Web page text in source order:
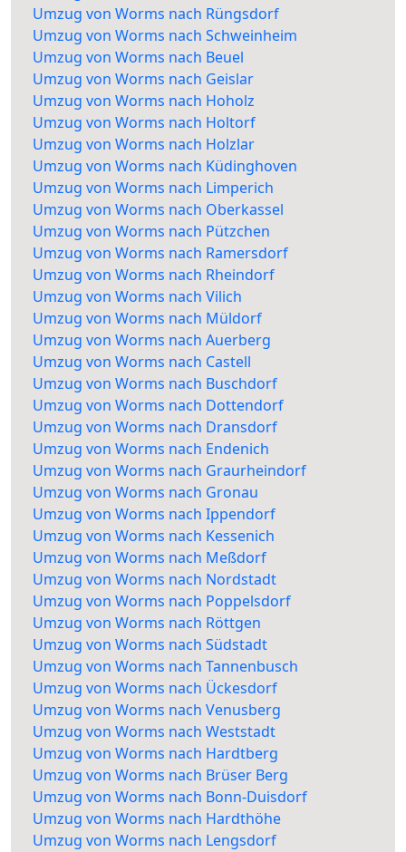
Umzug von Worms nach Rüngsdorf
Umzug von Worms nach Schweinheim
Umzug von Worms nach Beuel
Umzug von Worms nach Geislar
Umzug von Worms nach Hoholz
Umzug von Worms nach Holtorf
Umzug von Worms nach Holzlar
Umzug von Worms nach Küdinghoven
Umzug von Worms nach Limperich
Umzug von Worms nach Oberkassel
Umzug von Worms nach Pützchen
Umzug von Worms nach Ramersdorf
Umzug von Worms nach Rheindorf
Umzug von Worms nach Vilich
Umzug von Worms nach Müldorf
Umzug von Worms nach Auerberg
Umzug von Worms nach Castell
Umzug von Worms nach Buschdorf
Umzug von Worms nach Dottendorf
Umzug von Worms nach Dransdorf
Umzug von Worms nach Endenich
Umzug von Worms nach Graurheindorf
Umzug von Worms nach Gronau
Umzug von Worms nach Ippendorf
Umzug von Worms nach Kessenich
Umzug von Worms nach Meßdorf
Umzug von Worms nach Nordstadt
Umzug von Worms nach Poppelsdorf
Umzug von Worms nach Röttgen
Umzug von Worms nach Südstadt
Umzug von Worms nach Tannenbusch
Umzug von Worms nach Ückesdorf
Umzug von Worms nach Venusberg
Umzug von Worms nach Weststadt
Umzug von Worms nach Hardtberg
Umzug von Worms nach Brüser Berg
Umzug von Worms nach Bonn-Duisdorf
Umzug von Worms nach Hardthöhe
Umzug von Worms nach Lengsdorf